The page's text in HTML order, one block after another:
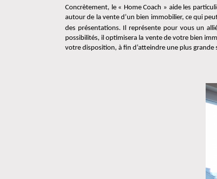
Concrètement, le « Home Coach » aide les
autour de la vente d’un bien immobilier, ce qui
des présentations. Il représente pour vous un
possibilités, il optimisera la vente de votre bien
votre disposition, à fin d’atteindre une plus grande